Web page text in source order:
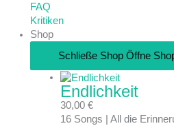
FAQ
Kritiken
Shop
Schließe Shop Öffne
Endlichkeit
30,00 €
16 Songs | All die